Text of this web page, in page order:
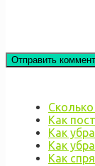
Как
Как
Как
Как